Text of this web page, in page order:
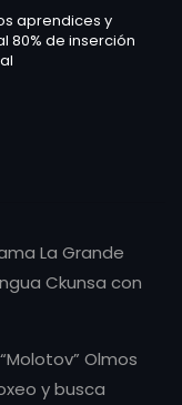
aprendices y
80% de inserción
La Grande
Ckunsa con
Olmos
y busca